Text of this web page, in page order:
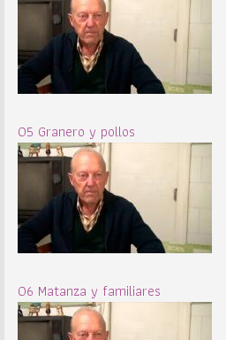
05 Granero y pollos
06 Matanza y familiares